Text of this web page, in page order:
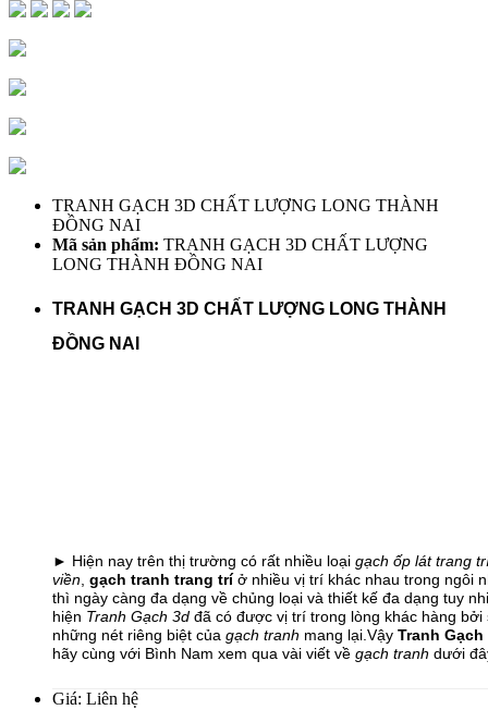
TRANH GẠCH 3D CHẤT LƯỢNG LONG THÀNH
ĐỒNG NAI
Mã sản phẩm: TRANH GẠCH 3D CHẤT LƯỢNG
LONG THÀNH ĐỒNG NAI
TRANH GẠCH 3D CHẤT LƯỢNG LONG THÀNH
ĐỒNG NAI
► Hiện nay trên thị trường có rất nhiều loại gạch ốp lát trang
viền gạch tranh trang tríở nhiều vị trí khác nhau trong ngôi
thì ngày càng đa dạng về chủng loại và thiết kế đa dạng tuy
hiện Tranh Gạch 3d đã có được vị trí trong lòng khác hàng bởi
những nét riêng biệt của gạch tranh mang lại.Vậy Tranh
hãy cùng với Bình Nam xem qua vài viết về gạch tranh dưới
Giá: Liên hệ